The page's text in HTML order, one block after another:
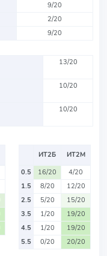
9/20
2/20
9/20
13/20
10/20
10/20
ИТ2Б
ИТ2М
0.5
16/20
4/20
1.5
8/20
12/20
2.5
5/20
15/20
3.5
1/20
19/20
4.5
1/20
19/20
5.5
0/20 20/20